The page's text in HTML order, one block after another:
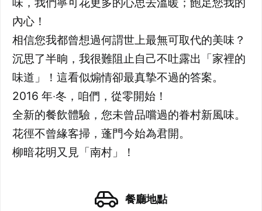
內心！
相信您我都曾想過何謂世上最無可取代的美味？
沉思了半晌，我很難阻止自己不吐露出「家裡的
味道」！這看似煽情卻最真摯不過的答案。
2016 年‧冬，咱們，從零開始！
全新的餐飲體驗，您未曾品嚐過的眷村新風味。
花徑不曾緣客掃，蓬門今始為君開。
柳暗花明又見「南村」！
餐廳地點
登出